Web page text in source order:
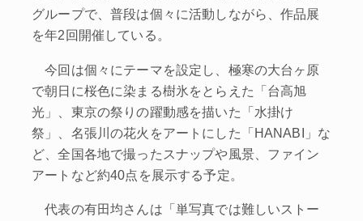
グループで、普段は個々に活動しながら、作品展
を年2回開催している。
今回は個々にテーマを設定し、極寒の大台ヶ原
で朝日に桜色に染まる樹氷をとらえた「台高旭
光」、東京の祭りの躍動感を描いた「水掛け
祭」、名張川の花火をアートにした「HANABI」な
ど、全国各地で撮ったスナップや風景、ファイン
アートなど約40点を展示する予定。
代表の有田均さんは「単写真では難しいストー